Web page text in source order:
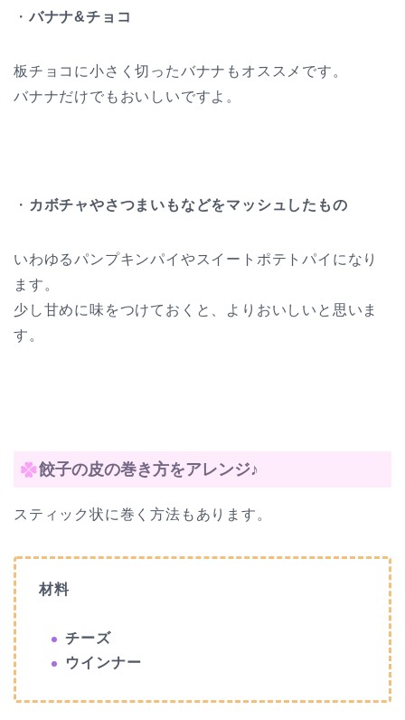
・ バナナ&チョコ
板チョコに小さく切ったバナナもオススメです。
バナナだけでもおいしいですよ。
・ カボチャやさつまいもなどをマッシュしたもの
いわゆるパンプキンパイやスイートポテトパイになり
ます。
少し甘めに味をつけておくと、よりおいしいと思いま
す。
餃子の皮の巻き方をアレンジ♪
スティック状に巻く方法もあります。
材料
チーズ
ウインナー